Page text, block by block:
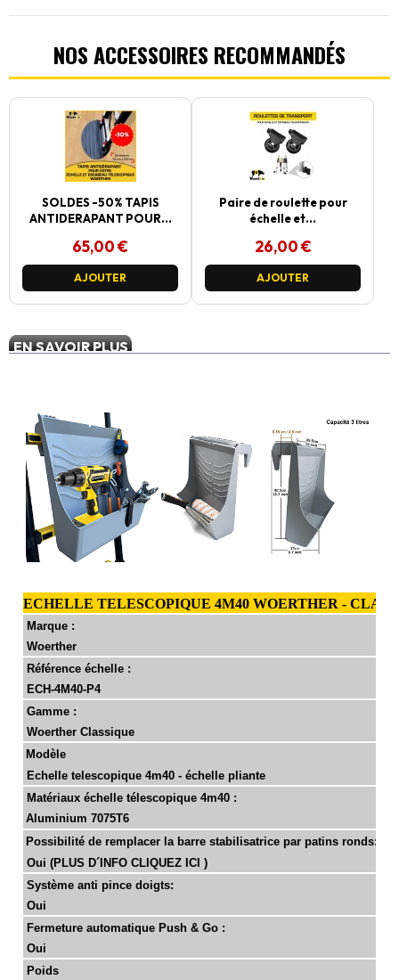
NOS ACCESSOIRES RECOMMANDÉS
SOLDES -50% TAPIS
ANTIDERAPANT POUR...
65,00 €
AJOUTER
Paire de roulette pour
échelle et...
26,00 €
AJOUTER
EN SAVOIR PLUS
ECHELLE TELESCOPIQUE 4M40 WOERTHER -
Marque :
Woerther
Référence échelle :
ECH-4M40-P4
Gamme :
Woerther Classique
Modèle
Echelle telescopique 4m40 - échelle pliante
Matériaux échelle télescopique 4m40 :
Aluminium 7075T6
Possibilité de remplacer la barre stabilisatrice par patins ronds:
Oui (PLUS D´INFO CLIQUEZ ICI )
Système anti pince doigts:
Oui
Fermeture automatique Push & Go :
Oui
Poids